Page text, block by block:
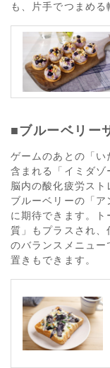
も、片手でつまめる
■ブルーベリー
ゲームのあとの「い
含まれる「イミダゾ
脳内の酸化疲労スト
ブルーベリーの「
に期待できます。
質」もプラスされ、
のバランスメニュー
置きもできます。